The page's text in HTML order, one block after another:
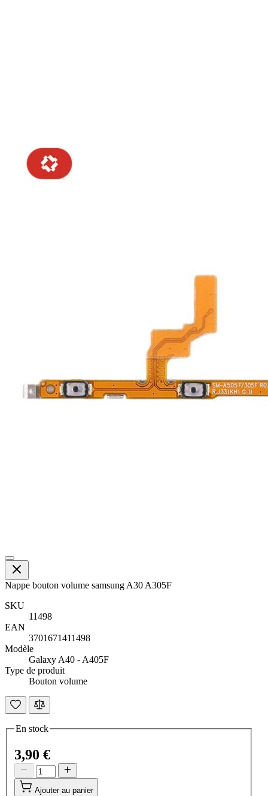
Nappe bouton volume samsung A30 A305F
SKU
11498
EAN
3701671411498
Modèle
Galaxy A40 - A405F
Type de produit
Bouton volume
En stock
3,90 €
Ajouter au panier